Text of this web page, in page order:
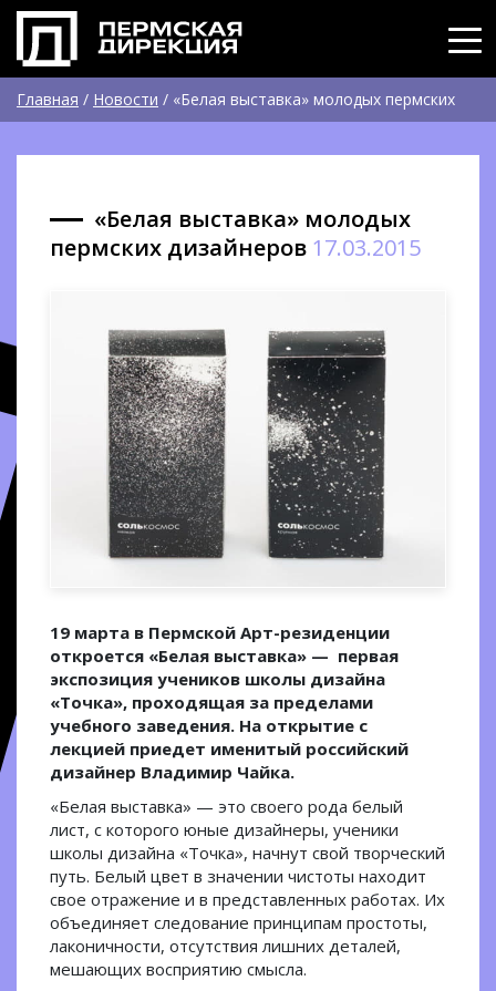
Главная / Новости / «Белая выставка» молодых пермских
«Белая выставка» молодых
пермских дизайнеров 17.03.2015
19 марта в Пермской Арт-резиденции
откроется «Белая выставка» — первая
экспозиция учеников школы дизайна
«Точка», проходящая за пределами
учебного заведения. На открытие с
лекцией приедет именитый российский
дизайнер Владимир Чайка.
«Белая выставка» — это своего рода белый
лист, с которого юные дизайнеры, ученики
школы дизайна «Точка», начнут свой творческий
путь. Белый цвет в значении чистоты находит
свое отражение и в представленных работах. Их
объединяет следование принципам простоты,
лаконичности, отсутствия лишних деталей,
мешающих восприятию смысла.